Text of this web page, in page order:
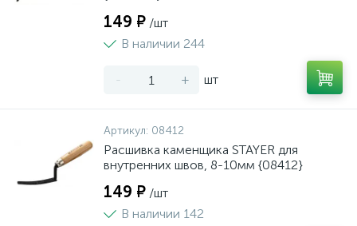
149 ₽ /шт
В наличии 244
- + шт
Артикул: 08412
Расшивка каменщика STAYER для
внутренних швов, 8-10мм {08412}
149 ₽ /шт
В наличии 142